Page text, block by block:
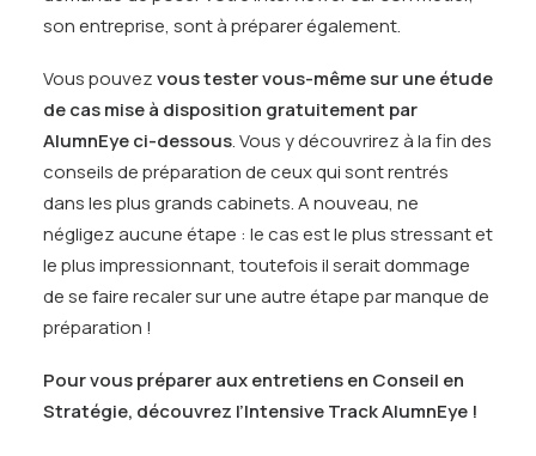
son entreprise, sont à préparer également.
Vous pouvezvous tester vous-même sur une étude
de cas mise à disposition gratuitement par
AlumnEye ci-dessous. Vous y découvrirez à la fin des
conseils de préparation de ceux qui sont rentrés
dans les plus grands cabinets. A nouveau, ne
négligez aucune étape : le cas est le plus stressant et
le plus impressionnant, toutefois il serait dommage
de se faire recaler sur une autre étape par manque de
préparation !
Pour vous préparer aux entretiens en Conseil en
Stratégie, découvrez l’Intensive Track AlumnEye !